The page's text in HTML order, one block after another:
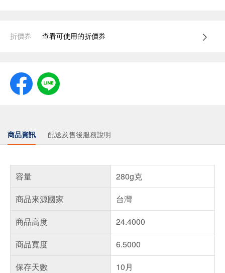
折價券 查看可使用的折價券
商品資訊 配送及售後服務說明
容量
280g克
商品來源國家
台灣
商品高度
24.4000
商品寬度
6.5000
保存天數
10月